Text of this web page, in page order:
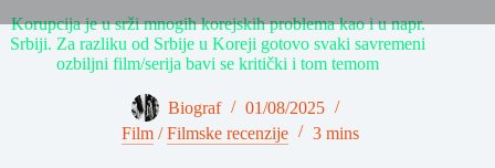
Korupcija je u srži mnogih korejskih problema kao i u napr.
Srbiji. Za razliku od Srbije u Koreji gotovo svaki savremeni
ozbiljni film/serija bavi se kritički i tom temom
Biograf
01/08/2025
Film/Filmske recenzije 3 mins